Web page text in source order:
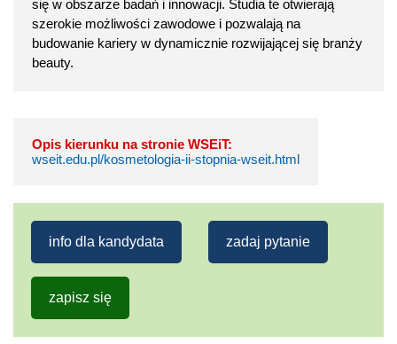
się w obszarze badań i innowacji. Studia te otwierają
szerokie możliwości zawodowe i pozwalają na
budowanie kariery w dynamicznie rozwijającej się branży
beauty.
Opis kierunku na stronie WSEiT:
wseit.edu.pl/kosmetologia-ii-stopnia-wseit.html
info dla kandydata zadaj pytanie
zapisz się